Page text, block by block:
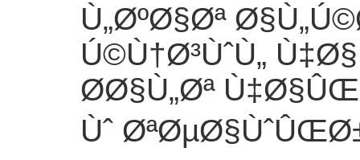
Ù„ØºØ§Øª
Ú©Ù†Ø³ÙˆÙ„
Ø­Ø§Ù„Øª
Ùˆ